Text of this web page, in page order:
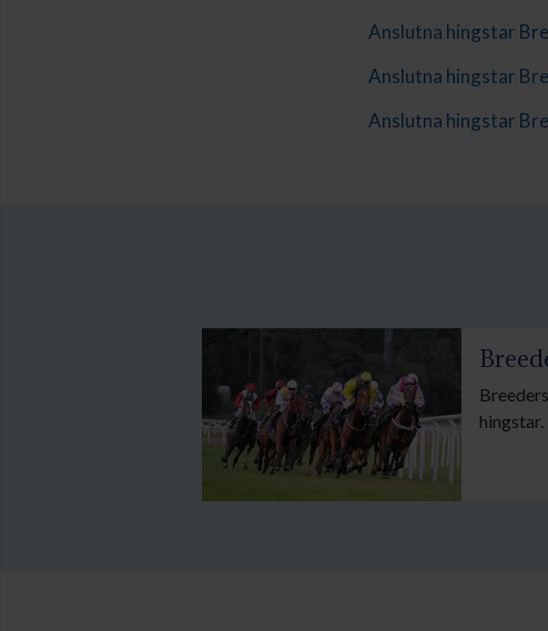
Anslutna hingstar
Anslutna hingstar
Anslutna hingstar